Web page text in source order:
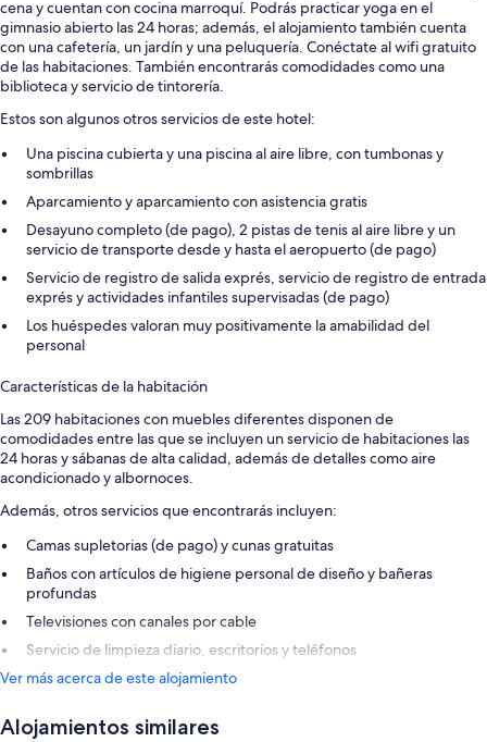
cena y cuentan con cocina marroquí. Podrás practicar yoga en el
gimnasio abierto las 24 horas; además, el alojamiento también cuenta
con una cafetería, un jardín y una peluquería. Conéctate al wifi gratuito
de las habitaciones. También encontrarás comodidades como una
biblioteca y servicio de tintorería.
Estos son algunos otros servicios de este hotel:
Una piscina cubierta y una piscina al aire libre, con tumbonas y
sombrillas
Aparcamiento y aparcamiento con asistencia gratis
Desayuno completo (de pago), 2 pistas de tenis al aire libre y un
servicio de transporte desde y hasta el aeropuerto (de pago)
Servicio de registro de salida exprés, servicio de registro de entrada
exprés y actividades infantiles supervisadas (de pago)
Los huéspedes valoran muy positivamente la amabilidad del
personal
Características de la habitación
Las 209 habitaciones con muebles diferentes disponen de
comodidades entre las que se incluyen un servicio de habitaciones las
24 horas y sábanas de alta calidad, además de detalles como aire
acondicionado y albornoces.
Además, otros servicios que encontrarás incluyen:
Camas supletorias (de pago) y cunas gratuitas
Baños con artículos de higiene personal de diseño y bañeras
profundas
Televisiones con canales por cable
Servicio de limpieza diario, escritorios y teléfonos
Ver más acerca de este alojamiento
Alojamientos similares